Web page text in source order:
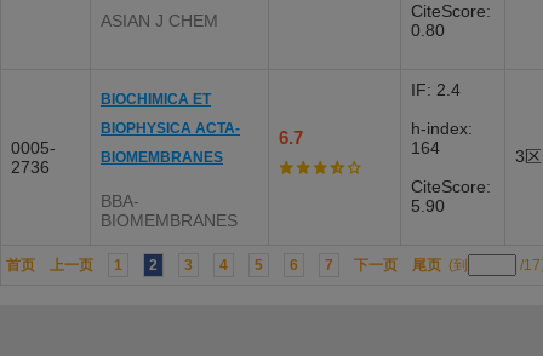
ASIAN J CHEM
CiteScore:
0.80
0005-
2736
BIOCHIMICA ET
BIOPHYSICA ACTA-
BIOMEMBRANES
BBA-
BIOMEMBRANES
6.7
IF: 2.4
h-index:
164
CiteScore:
5.90
3区
首页 上一页 1 2 3 4 5 6 7 下一页 尾页 (到 /